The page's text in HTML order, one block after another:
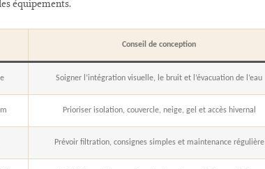
équipements.
Conseil de conception
Soigner l’intégration visuelle, le bruit et l’évacuation de l’eau
Prioriser isolation, couvercle, neige, gel et accès hivernal
Prévoir filtration, consignes simples et maintenance régulière